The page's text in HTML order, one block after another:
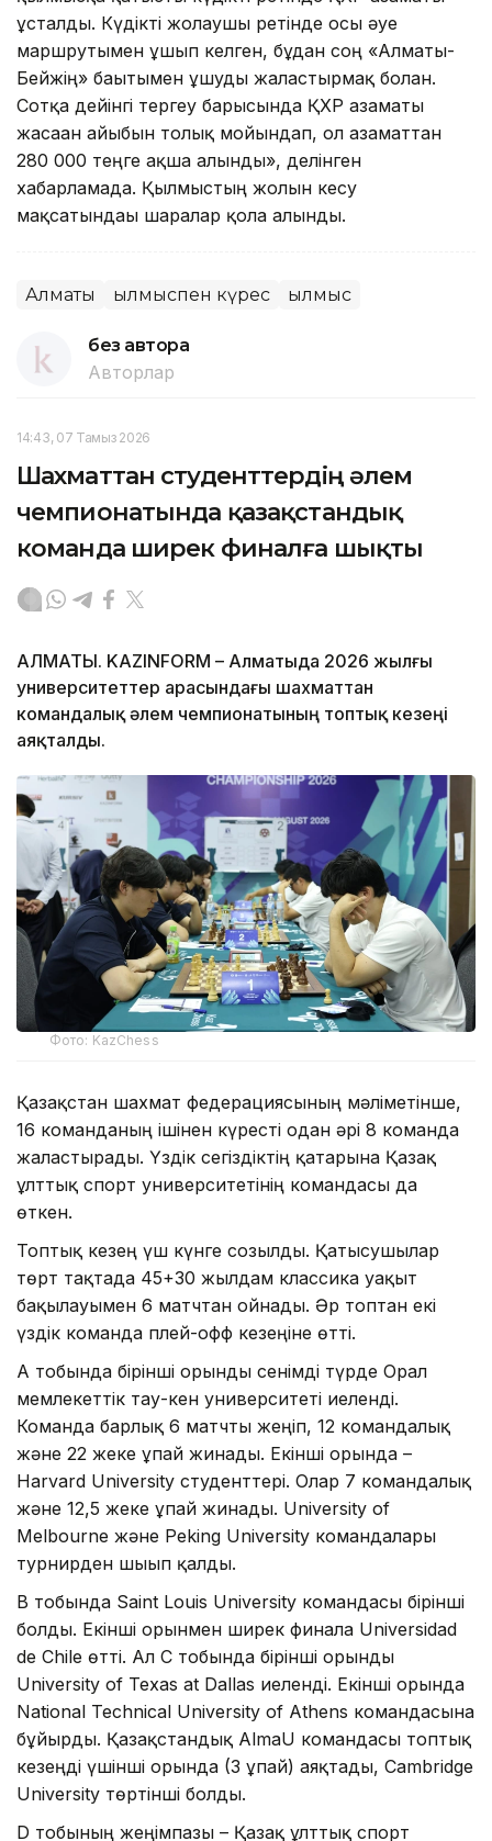
ұсталды. Күдікті жолаушы ретінде осы әуе
маршрутымен ұшып келген, бұдан соң «Алматы-
Бейжің» бағытымен ұшуды жалғастырмақ болған.
Сотқа дейінгі тергеу барысында ҚХР азаматы
жасаған айыбын толық мойындап, ол азаматтан
280 000 теңге ақша алынды», делінген
хабарламада. Қылмыстың жолын кесу
мақсатындағы шаралар қолға алынды.
Алматы Қылмыспен күрес Қылмыс
без автора
Авторлар
14:43, 07 Тамыз 2026
Шахматтан студенттердің әлем
чемпионатында қазақстандық
команда ширек финалға шықты
АЛМАТЫ. KAZINFORM – Алматыда 2026 жылғы
университеттер арасындағы шахматтан
командалық әлем чемпионатының топтық кезеңі
аяқталды.
Фото: KazChess
Қазақстан шахмат федерациясының мәліметінше,
16 команданың ішінен күресті одан әрі 8 команда
жалғастырады. Үздік сегіздіктің қатарына Қазақ
ұлттық спорт университетінің командасы да
өткен.
Топтық кезең үш күнге созылды. Қатысушылар
төрт тақтада 45+30 жылдам классика уақыт
бақылауымен 6 матчтан ойнады. Әр топтан екі
үздік команда плей-офф кезеңіне өтті.
А тобында бірінші орынды сенімді түрде Орал
мемлекеттік тау-кен университеті иеленді.
Команда барлық 6 матчты жеңіп, 12 командалық
және 22 жеке ұпай жинады. Екінші орында –
Harvard University студенттері. Олар 7 командалық
және 12,5 жеке ұпай жинады. University of
Melbourne және Peking University командалары
турнирден шығып қалды.
В тобында Saint Louis University командасы бірінші
болды. Екінші орынмен ширек финалға Universidad
de Chile өтті. Ал С тобында бірінші орынды
University of Texas at Dallas иеленді. Екінші орында
National Technical University of Athens командасына
бұйырды. Қазақстандық AlmaU командасы топтық
кезеңді үшінші орында (3 ұпай) аяқтады, Cambridge
University төртінші болды.
D тобының жеңімпазы – Қазақ ұлттық спорт